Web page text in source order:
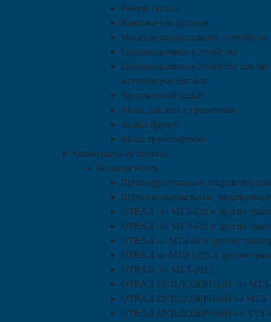
Резчик силоса
Кантователь рулонов
Многофункциональное устройство
Грузоподъемное устройство
Грузоподъемное устройство для
контейнеров Биг-Бэг
Трелевочный захват
Вилы для леса с прижимом
Захват бревен
Вилы транспортные
Коммунальная техника
Большая земля
Щётка фронтальная
Щётки коммунальные
ОТВАЛ на МТЗ-320 и другие
ОТВАЛ на МТЗ-622 и другие
ОТВАЛ на МТЗ-82 и другие
ОТВАЛ на МТЗ-1221 и другие
ОТВАЛ на МТЗ-2022
ОТВАЛ БУЛЬДОЗЕРНЫЙ на МТЗ-
ОТВАЛ БУЛЬДОЗЕРНЫЙ на МТЗ-
ОТВАЛ БУЛЬДОЗЕРНЫЙ на ХТЗ-